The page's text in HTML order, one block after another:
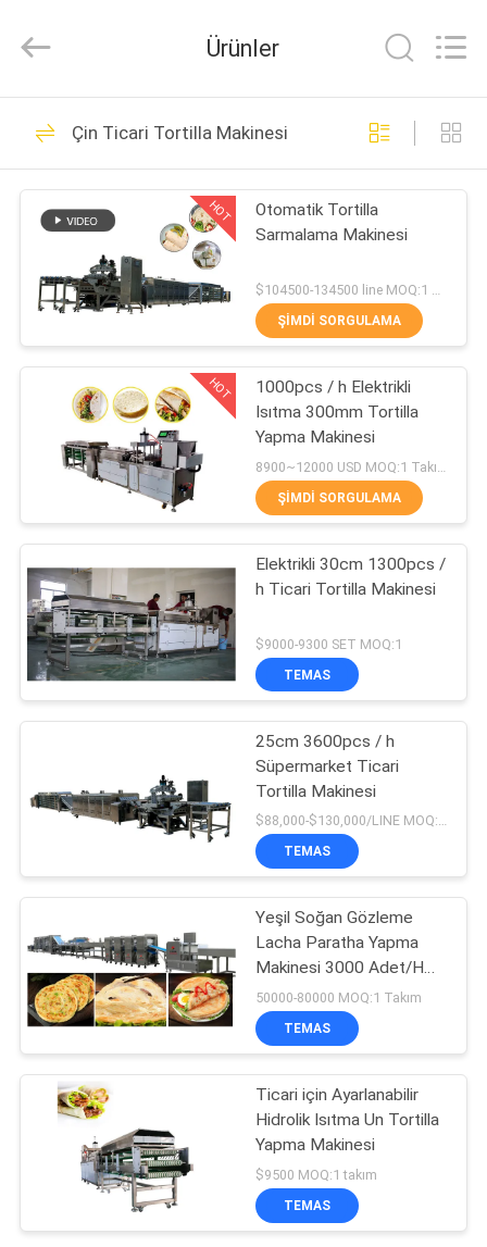
EVDE
ÜRÜN
VIDEOLAR
BIZIM
HAKKIMIZDA
FABRIKA
TURU
KALITE
KONTROLÜ
BIZIMLE
İLETIŞIM
İNDIRIM
İSTE
SITE
HARITASI
PRIVACY
POLICY
Technology
Rights
Tortilla üretim hattı
470
Meyve İşleme Hattı
82
Meyve Püresi Üretim
Hattı
26
Balık çili sosu
13
Reçel Ezme Sos
İşleme Hattı
45
Ürünler
Çin Ticari Tortilla Makinesi
HOT
Otomatik Tortilla
Sarmalama Makinesi
$104500-134500 line MOQ:1 Takım
ŞIMDI SORGULAMA
HOT
1000pcs / h Elektrikli
Isıtma 300mm Tortilla
Yapma Makinesi
ŞIMDI SORGULAMA
Elektrikli 30cm 1300pcs /
h Ticari Tortilla Makinesi
$9000-9300 SET MOQ:1
TEMAS
25cm 3600pcs / h
Süpermarket Ticari
Tortilla Makinesi
$88,000-$130,000/LINE MOQ:1set
TEMAS
Yeşil Soğan Gözleme
Lacha Paratha Yapma
Makinesi 3000 Adet/H
10000 Adet/H
50000-80000 MOQ:1 Takım
TEMAS
Ticari için Ayarlanabilir
Hidrolik Isıtma Un Tortilla
Yapma Makinesi
$9500 MOQ:1 takım
TEMAS